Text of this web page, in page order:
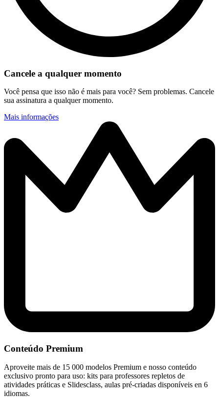
Cancele a qualquer momento
Você pensa que isso não é mais para você? Sem problemas. Cancele
sua assinatura a qualquer momento.
Mais informações
Conteúdo Premium
Aproveite mais de 15 000 modelos Premium e nosso conteúdo
exclusivo pronto para uso: kits para professores repletos de
atividades práticas e Slidesclass, aulas pré-criadas disponíveis en 6
idiomas.